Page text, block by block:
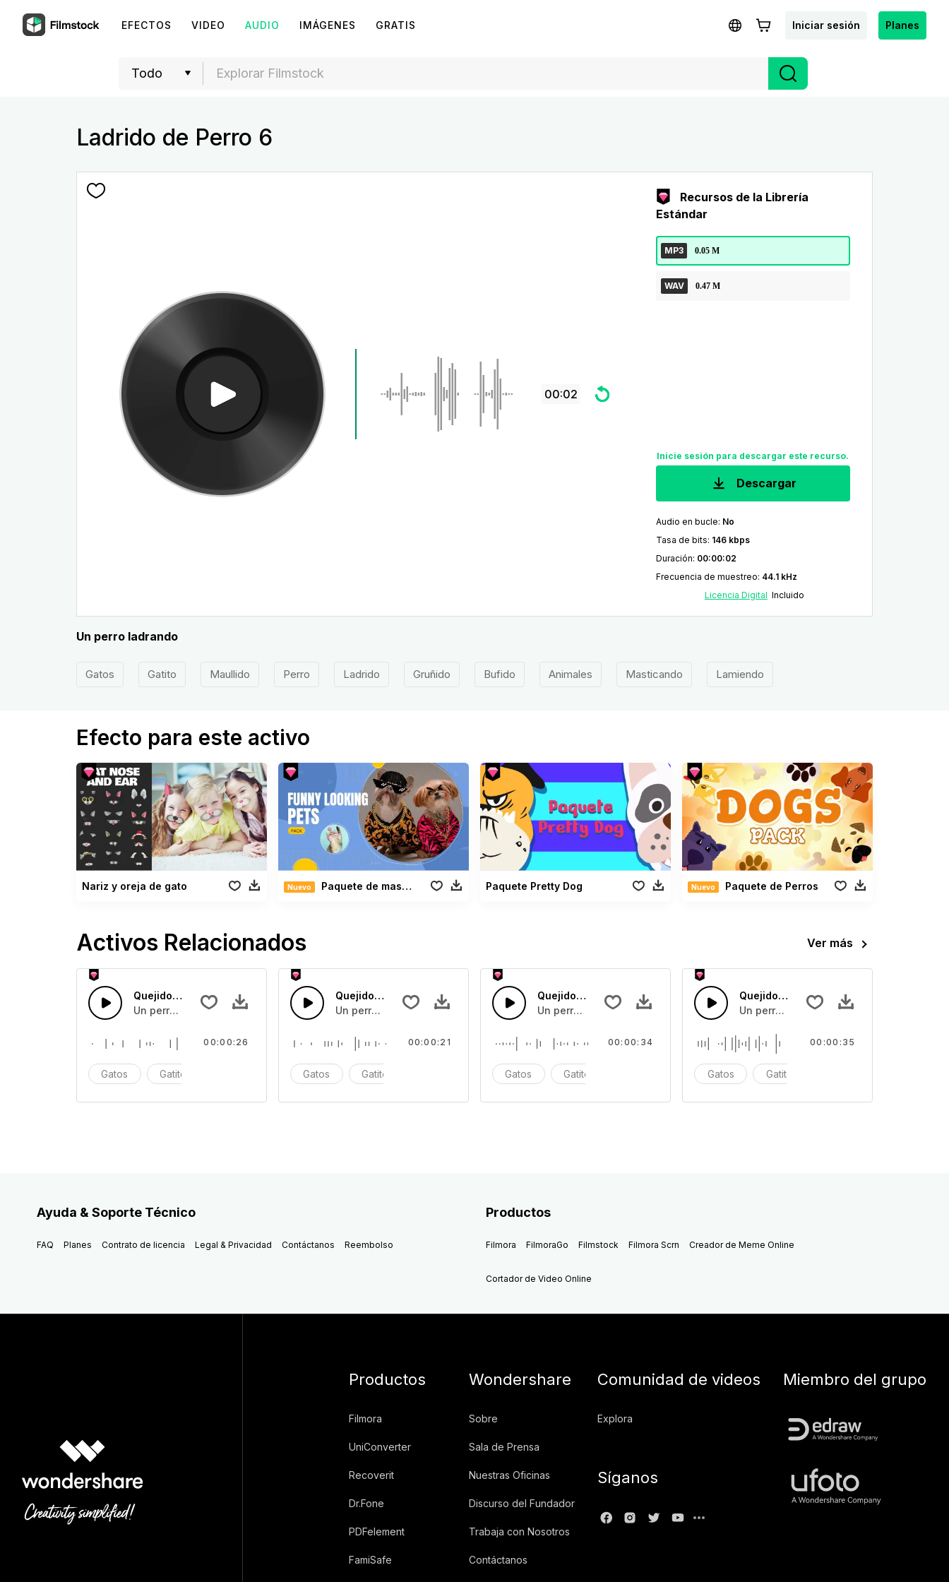
EFECTOS VIDEO AUDIO IMÁGENES GRATIS Iniciar sesión Planes
Ladrido de Perro 6
00:02
Recursos de la Librería
Estándar
MP3 0.05 M
WAV 0.47 M
Inicie sesión para descargar este recurso.
Descargar
Audio en bucle: No
Tasa de bits: 146 kbps
Duración: 00:00:02
Frecuencia de muestreo: 44.1 kHz
Licencia Digital Incluido
Un perro ladrando
Gatos Gatito Maullido Perro Ladrido Gruñido Bufido Animales Masticando Lamiendo
Efecto para este activo
Nariz y oreja de gato Nuevo Paquete de mascotas con aspecto divertido Paquete Pretty Dog Nuevo Paquete de Perros
Activos Relacionados Ver más
Quejido de Perro 4
Un perro quejándose o asustado
Gatos Gatito
00:00:26
Quejido de Perro 3
Un perro quejándose o asustado
Gatos Gatito
00:00:21
Quejido de Perro 2
Un perro quejándose o asustado
Gatos Gatito
00:00:34
Quejido de Perro
Un perro quejándose o asustado
Gatos Gatito
00:00:35
Ayuda & Soporte Técnico
FAQ Planes Contrato de licencia Legal & Privacidad Contáctanos Reembolso
Productos
Filmora FilmoraGo Filmstock Filmora Scrn Creador de Meme Online
Cortador de Video Online
Productos
Filmora
UniConverter
Recoverit
Dr.Fone
PDFelement
FamiSafe
Wondershare
Sobre
Sala de Prensa
Nuestras Oficinas
Discurso del Fundador
Trabaja con Nosotros
Contáctanos
Comunidad de videos
Explora
Síganos
Miembro del grupo